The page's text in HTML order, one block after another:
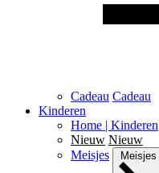
Cadeau Cadeau
Kinderen
Home | Kinderen
Nieuw Nieuw
Meisjes
Meisjes